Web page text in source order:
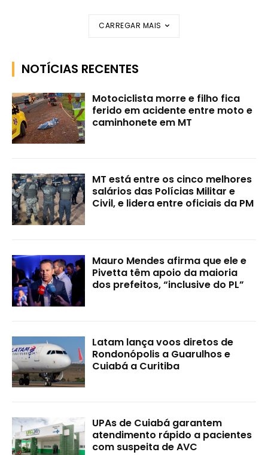
CARREGAR MAIS
NOTÍCIAS RECENTES
Motociclista morre e filho fica
ferido em acidente entre moto e
caminhonete em MT
MT está entre os cinco melhores
salários das Polícias Militar e
Civil, e lidera entre oficiais da PM
Mauro Mendes afirma que ele e
Pivetta têm apoio da maioria
dos prefeitos, “inclusive do PL”
Latam lança voos diretos de
Rondonópolis a Guarulhos e
Cuiabá a Curitiba
UPAs de Cuiabá garantem
atendimento rápido a pacientes
com suspeita de AVC